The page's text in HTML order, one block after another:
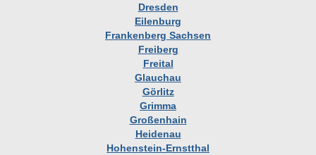
Dresden
Eilenburg
Frankenberg Sachsen
Freiberg
Freital
Glauchau
Görlitz
Grimma
Großenhain
Heidenau
Hohenstein-Ernstthal